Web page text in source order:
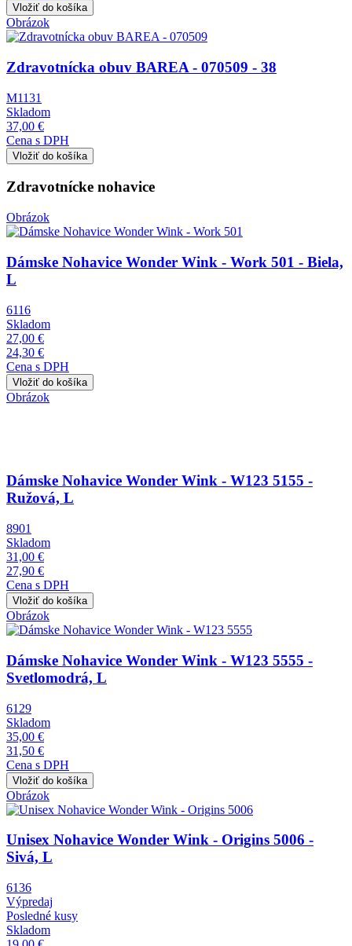
Obrázok
Zdravotnícka obuv BAREA - 070509 - 38
M1131
Skladom
37,00 €
Cena s DPH
Zdravotnícke nohavice
Obrázok
Dámske Nohavice Wonder Wink - Work 501 - Biela,
L
6116
Skladom
27,00 €
24,30 €
Cena s DPH
Obrázok
Dámske Nohavice Wonder Wink - W123 5155 -
Ružová, L
8901
Skladom
31,00 €
27,90 €
Cena s DPH
Obrázok
Dámske Nohavice Wonder Wink - W123 5555 -
Svetlomodrá, L
6129
Skladom
35,00 €
31,50 €
Cena s DPH
Obrázok
Unisex Nohavice Wonder Wink - Origins 5006 -
Sivá, L
6136
Výpredaj
Posledné kusy
Skladom